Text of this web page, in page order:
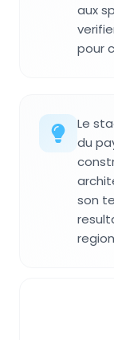
aux
pour
Le
du
son